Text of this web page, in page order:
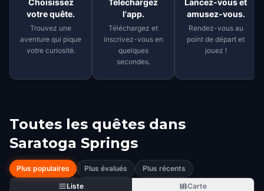
Choisissez
votre quête.
Trouvez une
aventure qui pique
votre curiosité.
Téléchargez
l'app.
Téléchargez et
inscrivez-vous en
quelques
secondes.
Lancez-vous et
amusez-vous.
Rendez-vous au
point de départ et
jouez !
Toutes les quêtes dans
Saratoga Springs
Plus populaires Plus évalués
Plus récents
Liste
Carte